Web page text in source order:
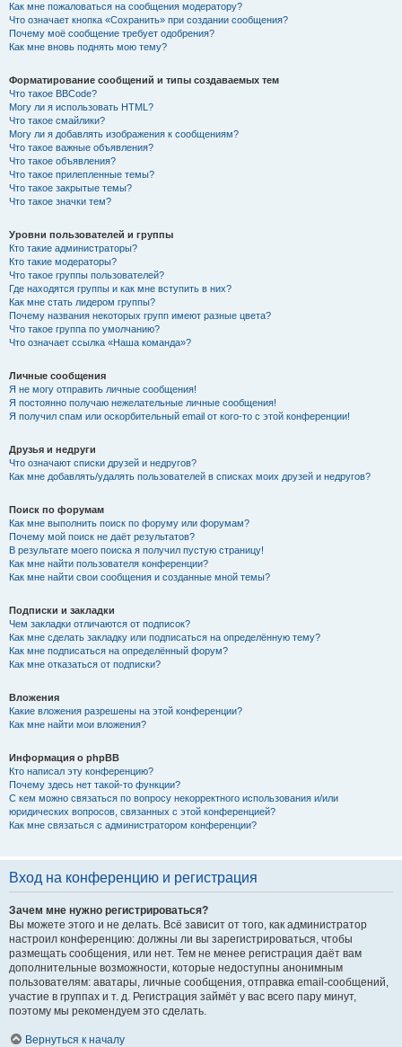
Как мне пожаловаться на сообщения модератору?
Что означает кнопка «Сохранить» при создании сообщения?
Почему моё сообщение требует одобрения?
Как мне вновь поднять мою тему?
Форматирование сообщений и типы создаваемых тем
Что такое BBCode?
Могу ли я использовать HTML?
Что такое смайлики?
Могу ли я добавлять изображения к сообщениям?
Что такое важные объявления?
Что такое объявления?
Что такое прилепленные темы?
Что такое закрытые темы?
Что такое значки тем?
Уровни пользователей и группы
Кто такие администраторы?
Кто такие модераторы?
Что такое группы пользователей?
Где находятся группы и как мне вступить в них?
Как мне стать лидером группы?
Почему названия некоторых групп имеют разные цвета?
Что такое группа по умолчанию?
Что означает ссылка «Наша команда»?
Личные сообщения
Я не могу отправить личные сообщения!
Я постоянно получаю нежелательные личные сообщения!
Я получил спам или оскорбительный email от кого-то с этой конференции!
Друзья и недруги
Что означают списки друзей и недругов?
Как мне добавлять/удалять пользователей в списках моих друзей и недругов?
Поиск по форумам
Как мне выполнить поиск по форуму или форумам?
Почему мой поиск не даёт результатов?
В результате моего поиска я получил пустую страницу!
Как мне найти пользователя конференции?
Как мне найти свои сообщения и созданные мной темы?
Подписки и закладки
Чем закладки отличаются от подписок?
Как мне сделать закладку или подписаться на определённую тему?
Как мне подписаться на определённый форум?
Как мне отказаться от подписки?
Вложения
Какие вложения разрешены на этой конференции?
Как мне найти мои вложения?
Информация о phpBB
Кто написал эту конференцию?
Почему здесь нет такой-то функции?
С кем можно связаться по вопросу некорректного использования и/или
юридических вопросов, связанных с этой конференцией?
Как мне связаться с администратором конференции?
Вход на конференцию и регистрация
Зачем мне нужно регистрироваться?
Вы можете этого и не делать. Всё зависит от того, как администратор
настроил конференцию: должны ли вы зарегистрироваться, чтобы
размещать сообщения, или нет. Тем не менее регистрация даёт вам
дополнительные возможности, которые недоступны анонимным
пользователям: аватары, личные сообщения, отправка email-сообщений,
участие в группах и т. д. Регистрация займёт у вас всего пару минут,
поэтому мы рекомендуем это сделать.
Вернуться к началу